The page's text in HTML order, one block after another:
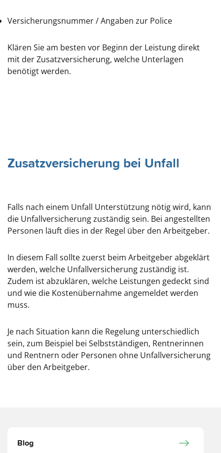
Versicherungsnummer / Angaben zur Police
Klären Sie am besten vor Beginn der Leistung direkt
mit der Zusatzversicherung, welche Unterlagen
benötigt werden.
Zusatzversicherung bei Unfall
Falls nach einem Unfall Unterstützung nötig wird, kann
die Unfallversicherung zuständig sein. Bei angestellten
Personen läuft dies in der Regel über den Arbeitgeber.
In diesem Fall sollte zuerst beim Arbeitgeber abgeklärt
werden, welche Unfallversicherung zuständig ist.
Zudem ist abzuklären, welche Leistungen gedeckt sind
und wie die Kostenübernahme angemeldet werden
muss.
Je nach Situation kann die Regelung unterschiedlich
sein, zum Beispiel bei Selbstständigen, Rentnerinnen
und Rentnern oder Personen ohne Unfallversicherung
über den Arbeitgeber.
Blog